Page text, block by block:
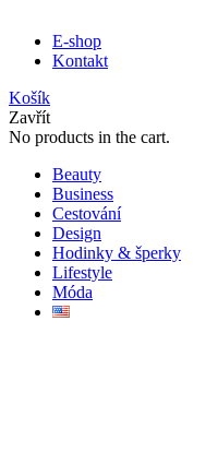
E-shop
Kontakt
Košík
Zavřít
No products in the cart.
Beauty
Business
Cestování
Design
Hodinky & šperky
Lifestyle
Móda